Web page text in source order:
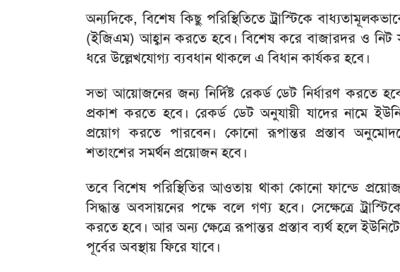
অন্যদিকে, বিশেষ কিছু পরিস্থিতিতে ট্রাস্টিকে
(ইজিএম) আহ্বান করতে হবে। বিশেষ করে বাজারদর ও নিট
ধরে উল্লেখযোগ্য ব্যবধান থাকলে এ বিধান কার্যকর হবে।
সভা আয়োজনের জন্য নির্দিষ্ট রেকর্ড ডেট নির্ধারণ করতে
প্রকাশ করতে হবে। রেকর্ড ডেট অনুযায়ী যাদের নামে
প্রয়োগ করতে পারবেন। কোনো রূপান্তর প্রস্তাব
শতাংশের সমর্থন প্রয়োজন হবে।
তবে বিশেষ পরিস্থিতির আওতায় থাকা কোনো ফান্ডে
সিদ্ধান্ত অবসায়নের পক্ষে বলে গণ্য হবে। সেক্ষেত্রে
করতে হবে। আর অন্য ক্ষেত্রে রূপান্তর প্রস্তাব ব্যর্থ হলে
পূর্বের অবস্থায় ফিরে যাবে।